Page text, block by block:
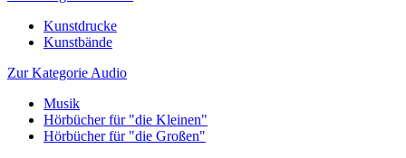
Kunstdrucke
Kunstbände
Zur Kategorie Audio
Musik
Hörbücher für "die Kleinen"
Hörbücher für "die Großen"